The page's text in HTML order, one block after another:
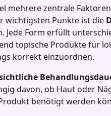
mehrere zentrale
wichtigsten Punkte ist die
Jede Form erfüllt
topische Produkte für
korrekt einzuordnen.
davon, ob Haut oder
benötigt werden